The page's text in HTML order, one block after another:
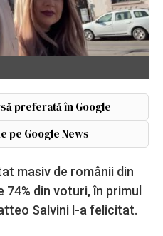
preferată în Google
pe Google News
masiv de românii din
din voturi, în primul
Salvini l-a felicitat.